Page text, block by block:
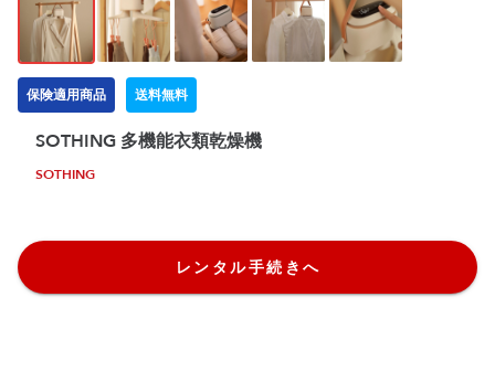
保険適用商品 送料無料
SOTHING 多機能衣類乾燥機
SOTHING
レンタル手続きへ